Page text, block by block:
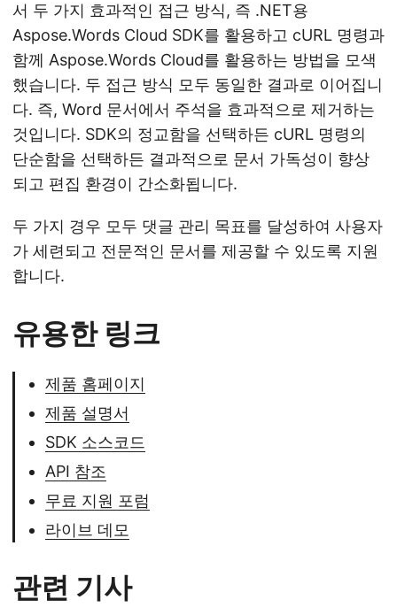
서 두 가지 효과적인 접근 방식, 즉 .NET용
Aspose.Words Cloud SDK를 활용하고 cURL 명령과
함께 Aspose.Words Cloud를 활용하는 방법을 모색
했습니다. 두 접근 방식 모두 동일한 결과로 이어집니
다. 즉, Word 문서에서 주석을 효과적으로 제거하는
것입니다. SDK의 정교함을 선택하든 cURL 명령의
단순함을 선택하든 결과적으로 문서 가독성이 향상
되고 편집 환경이 간소화됩니다.
두 가지 경우 모두 댓글 관리 목표를 달성하여 사용자
가 세련되고 전문적인 문서를 제공할 수 있도록 지원
합니다.
유용한 링크
제품 홈페이지
제품 설명서
SDK 소스코드
API 참조
무료 지원 포럼
라이브 데모
관련 기사